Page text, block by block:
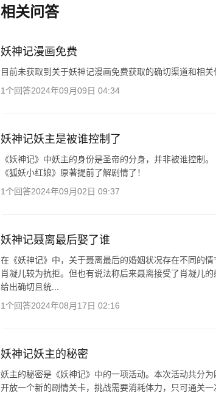
新。）
相关问答
妖神记漫画免费
目前未获取到关于妖神记漫画免费获取的确切渠道和相关
1个回答2024年09月09日 04:34
妖神记妖主是被谁控制了
《妖神记》中妖主的身份是圣帝的分身，并非被谁控制
《狐妖小红娘》原著提前了解剧情了！
1个回答2024年09月02日 09:37
妖神记聂离最后娶了谁
在《妖神记》中，关于聂离最后的婚姻状况存在不同的
肖凝儿较为抗拒。但也有说法称后来聂离接受了肖凝儿
给出确切且统...
1个回答2024年08月17日 02:16
妖神记妖主的秘密
妖主的秘密是《妖神记》中的一项活动。本次活动共分
开放一个新的剧情关卡，挑战需要消耗体力，只可通关